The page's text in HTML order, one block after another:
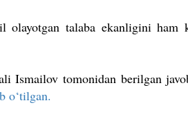
talaba ekanligini ham
Ismailov tomonidan berilgan
o‘tilgan.